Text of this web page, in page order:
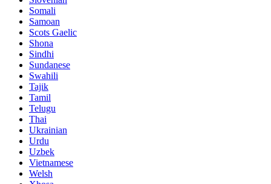
Somali
Samoan
Scots Gaelic
Shona
Sindhi
Sundanese
Swahili
Tajik
Tamil
Telugu
Thai
Ukrainian
Urdu
Uzbek
Vietnamese
Welsh